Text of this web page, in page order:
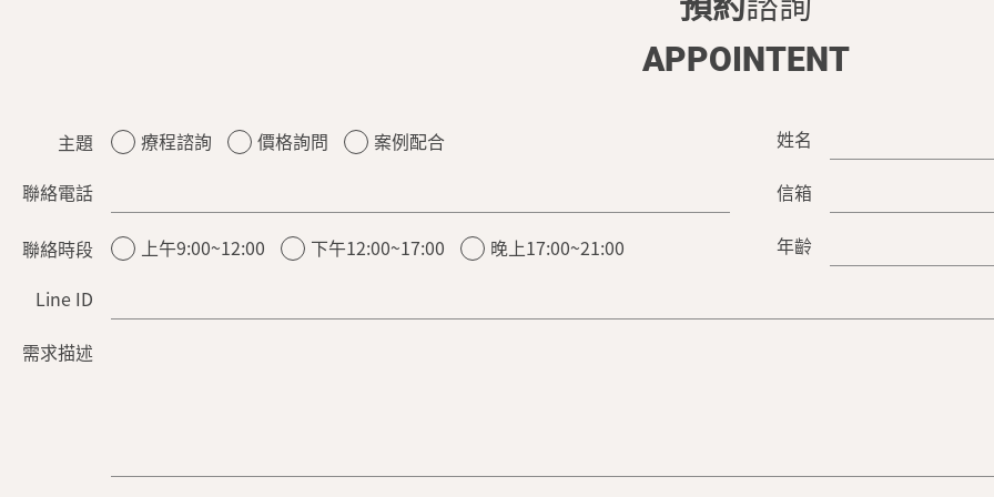
APPOINTENT
主題 療程諮詢 價格詢問 案例配合 姓名
聯絡電話
信箱
聯絡時段 上午9:00~12:00 下午12:00~17:00 晚上17:00~21:00
年齡
Line ID
需求描述